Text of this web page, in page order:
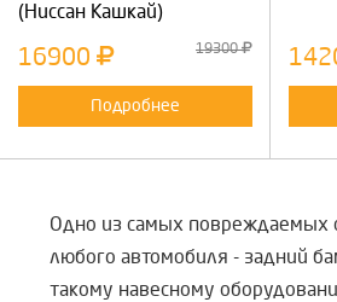
(Ниссан Кашкай)
16900 19300
Подробнее
Одно из самых повреждаемых
любого автомобиля - задний
такому навесному